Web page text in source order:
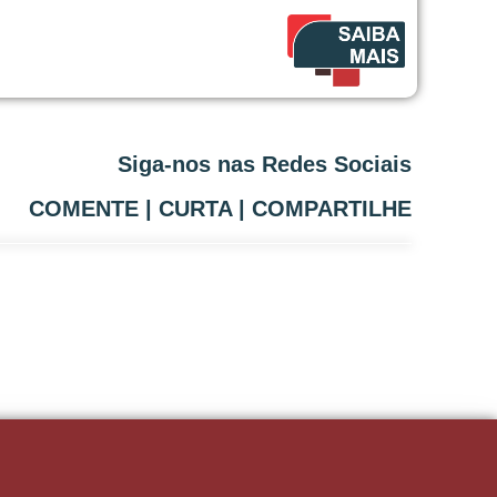
Siga-nos nas Redes Sociais
COMENTE | CURTA | COMPARTILHE